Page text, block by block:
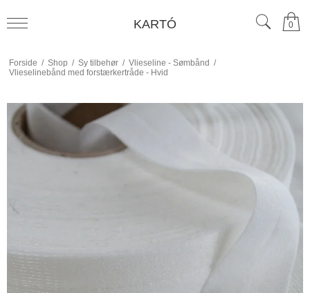
KARTÓ 0
Forside / Shop / Sy tilbehør / Vlieseline - Sømbånd /
Vlieselinebånd med forstærkertråde - Hvid